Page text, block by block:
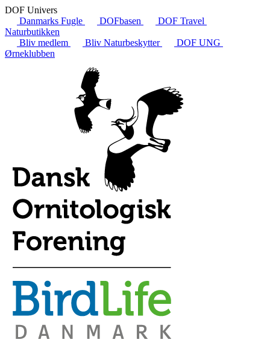
DOF Univers
Danmarks Fugle
DOFbasen
DOF Travel
Naturbutikken
Bliv medlem
Bliv Naturbeskytter
DOF UNG
Ørneklubben